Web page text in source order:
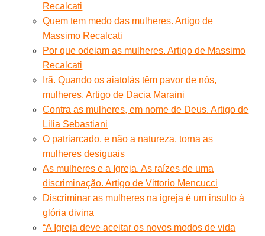
Recalcati
Quem tem medo das mulheres. Artigo de
Massimo Recalcati
Por que odeiam as mulheres. Artigo de Massimo
Recalcati
Irã. Quando os aiatolás têm pavor de nós,
mulheres. Artigo de Dacia Maraini
Contra as mulheres, em nome de Deus. Artigo de
Lilia Sebastiani
O patriarcado, e não a natureza, torna as
mulheres desiguais
As mulheres e a Igreja. As raízes de uma
discriminação. Artigo de Vittorio Mencucci
Discriminar as mulheres na igreja é um insulto à
glória divina
“A Igreja deve aceitar os novos modos de vida